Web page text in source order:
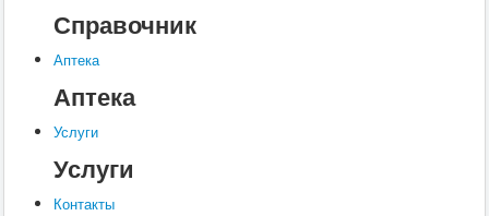
Справочник
Аптека
Аптека
Услуги
Услуги
Контакты